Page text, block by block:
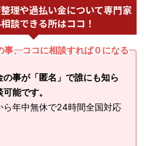
理や過払い金について専門家
談できる所はココ！
事、ココに相談すれば０になる
の事が「匿名」で誰にも知ら
能です。
ら年中無休で24時間全国対応